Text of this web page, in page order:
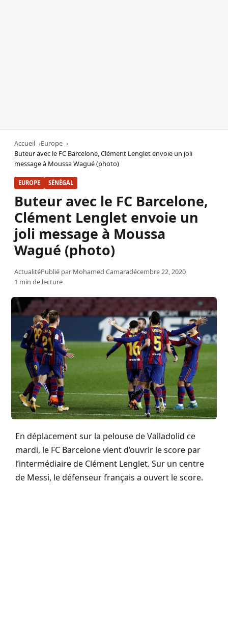
Accueil
Europe
Buteur avec le FC Barcelone, Clément Lenglet envoie un joli
message à Moussa Wagué (photo)
EUROPE SÉNÉGAL
Buteur avec le FC Barcelone,
Clément Lenglet envoie un
joli message à Moussa
Wagué (photo)
ActualitéPublié par Mohamed Camaradécembre 22, 2020
1 min de lecture
En déplacement sur la pelouse de Valladolid ce
mardi, le FC Barcelone vient d’ouvrir le score par
l’intermédiaire de Clément Lenglet. Sur un centre
de Messi, le défenseur français a ouvert le score.